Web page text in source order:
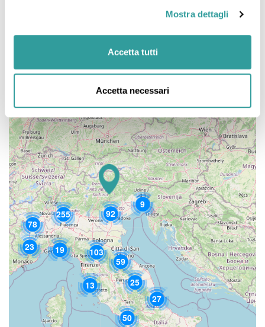
Mostra dettagli
Accetta tutti
Accetta necessari
103
78
92
255
59
27
25
23
50
9
19
13